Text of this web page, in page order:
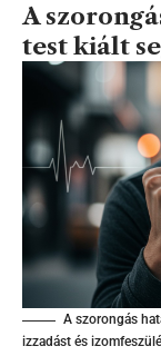
A
test kiált
A szorongás
izzadást és